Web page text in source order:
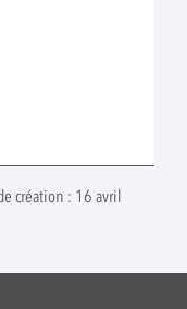
création : 16 avril